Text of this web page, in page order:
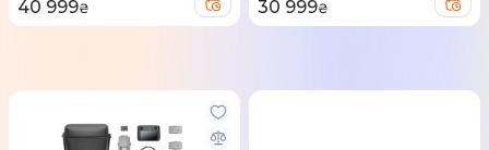
40 999₴ 30 999₴